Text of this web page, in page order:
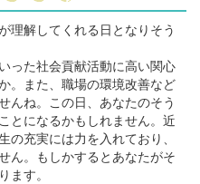
理解してくれる日となりそう
った社会貢献活動に高い関心
。また、職場の環境改善など
んね。この日、あなたのそう
とになるかもしれません。近
の充実には力を入れており、
ん。もしかするとあなたがそ
ます。